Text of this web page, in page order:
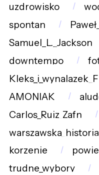
uzdrowisko
spontan
Samuel_L._Jackson
downtempo
AMONIAK
Carlos_Ruiz_Zafn
warszawska_historia
korzenie
trudne_wybory